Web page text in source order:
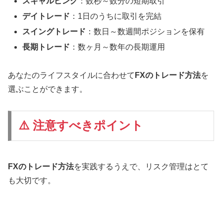
デイトレード ：1日のうちに取引を完結
スイングトレード ：数日～数週間ポジションを保有
長期トレード ：数ヶ月～数年の長期運用
あなたのライフスタイルに合わせて FXのトレード方法を
選ぶことができます。
⚠️ 注意すべきポイント
FXのトレード方法を実践するうえで、リスク管理はとて
も大切です。